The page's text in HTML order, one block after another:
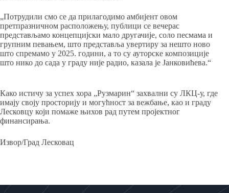
„Потрудили смо се да прилагодимо амбијент овом
претпразничном расположењу, публици се вечерас
представљамо концепцијски мало другачије, соло песмама и
групним певањем, што представља увертиру за нешто ново
што спремамо у 2025. години, а то су ауторске композиције
што нико до сада у граду није радио, казала је Јанковићева.“
Како истичу за успех хора „Рузмарин“ захвални су ЛКЦ-у, где
имају своју просторију и могућност за вежбање, као и граду
Лесковцу који помаже њихов рад путем пројектног
финансирања.
Извор/Град Лесковац